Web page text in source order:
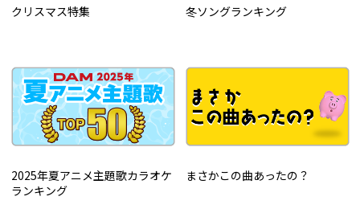
クリスマス特集 冬ソングランキング
2025年夏アニメ主題歌カラオケ
ランキング
まさかこの曲あったの？